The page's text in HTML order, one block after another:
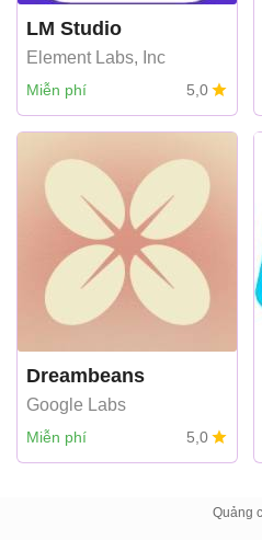
LM Studio
Element Labs, Inc
Miễn phí 5,0
Dreambeans
Google Labs
Miễn phí 5,0